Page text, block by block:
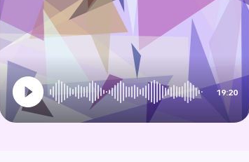
19:20